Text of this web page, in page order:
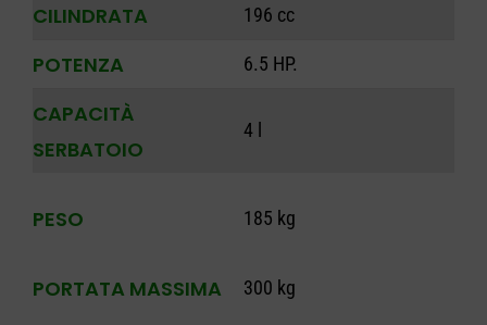
CILINDRATA 196 cc
POTENZA 6.5 HP.
CAPACITÀ
SERBATOIO
4 l
PESO 185 kg
PORTATA MASSIMA 300 kg